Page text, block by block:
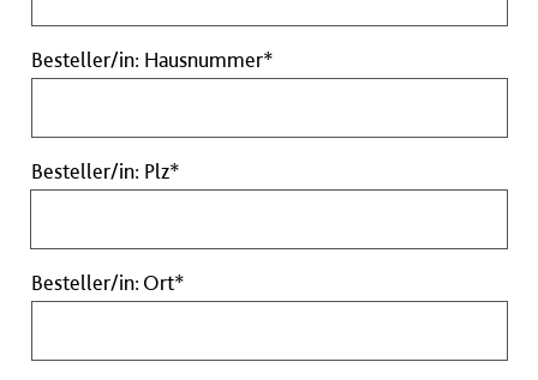
Besteller/in: Hausnummer*
Hausnummer
Besteller/in: Plz*
Plz
Besteller/in: Ort*
Ort